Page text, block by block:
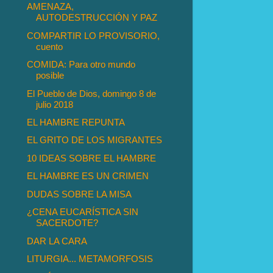
AMENAZA,
AUTODESTRUCCIÓN Y PAZ
COMPARTIR LO PROVISORIO,
cuento
COMIDA: Para otro mundo
posible
El Pueblo de Dios, domingo 8 de
julio 2018
EL HAMBRE REPUNTA
EL GRITO DE LOS MIGRANTES
10 IDEAS SOBRE EL HAMBRE
EL HAMBRE ES UN CRIMEN
DUDAS SOBRE LA MISA
¿CENA EUCARÍSTICA SIN
SACERDOTE?
DAR LA CARA
LITURGIA... METAMORFOSIS